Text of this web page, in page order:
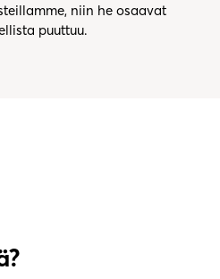
niin he osaavat
puuttuu.